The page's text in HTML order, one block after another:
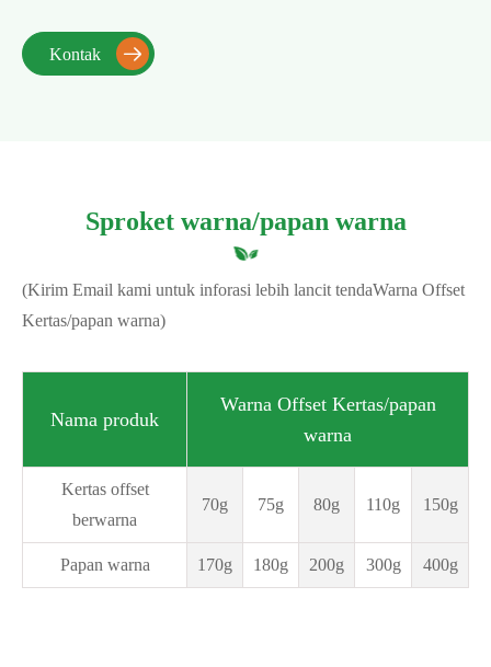
Kontak 
Sproket warna/papan warna
(Kirim Email kami untuk inforasi lebih lancit tendaWarna Offset
Kertas/papan warna)
Nama produk
Warna Offset Kertas/papan
warna
Kertas offset
berwarna
70g 75g 80g 110g 150g
Papan warna 170g 180g 200g 300g 400g